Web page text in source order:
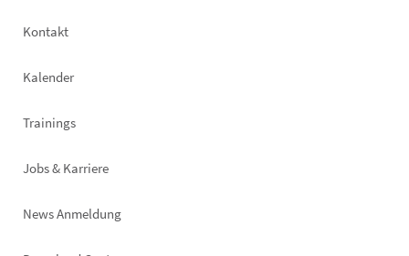
Footer
Kontakt
Kalender
Trainings
Jobs & Karriere
News Anmeldung